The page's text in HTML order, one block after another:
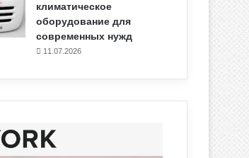
климатическое
оборудование для
современных нужд
11.07.2026